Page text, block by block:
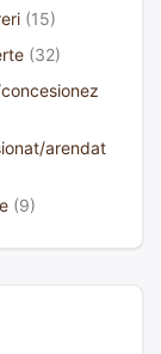
(15)
(32)
arendat
(9)